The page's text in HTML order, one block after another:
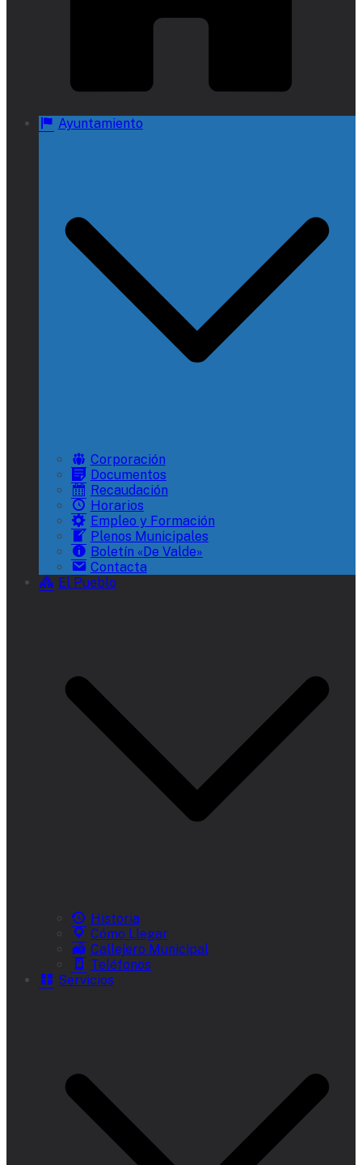
Ayuntamiento
Corporación
Documentos
Recaudación
Horarios
Empleo y Formación
Plenos Municipales
Boletín «De Valde»
Contacta
El Pueblo
Historia
Cómo Llegar
Callejero Municipal
Teléfonos
Servicios